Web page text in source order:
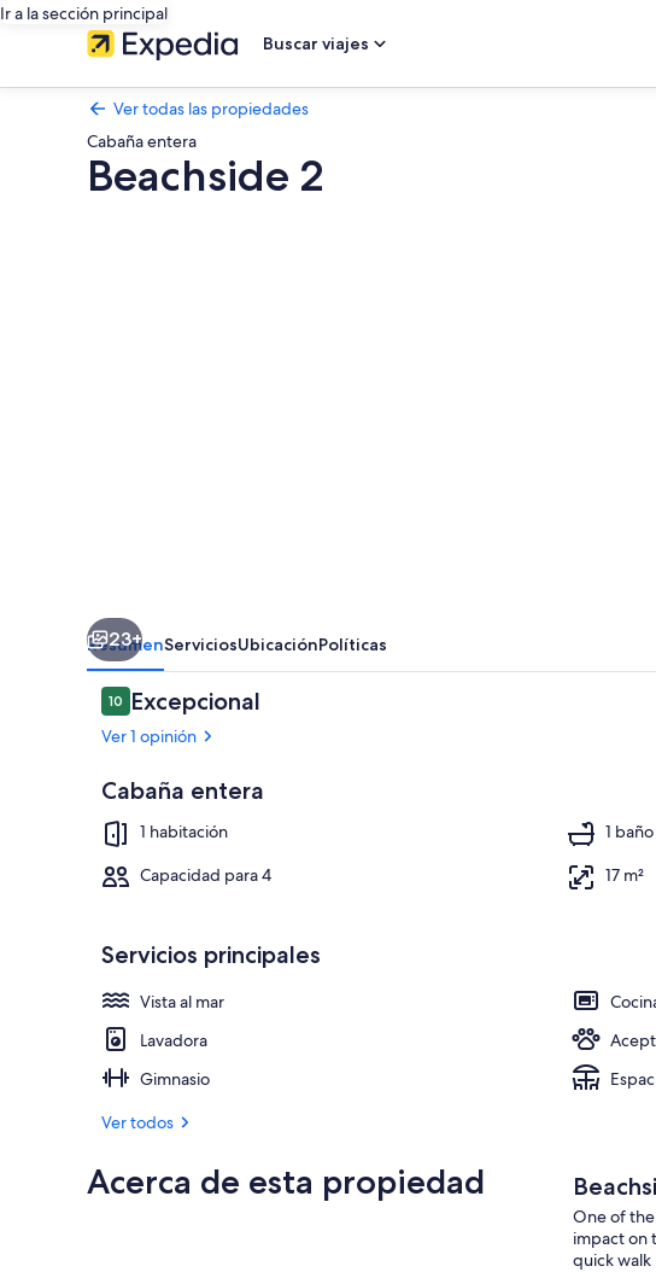
Ir a la sección principal
Buscar viajes
Ver todas las propiedades
Cabaña entera
Beachside 2
Áreas de la propiedad
23+
ResumenServiciosUbicaciónPolíticas
Opiniones
1010 de 10
Excepcional
Ver 1 opinión
Cabaña entera
1 habitación
1 baño
Capacidad para 4
17 m²
Servicios principales
Vista al mar
Lavadora
Gimnasio
Ver todos
Acerca de esta propiedad
One of
impact on
quick